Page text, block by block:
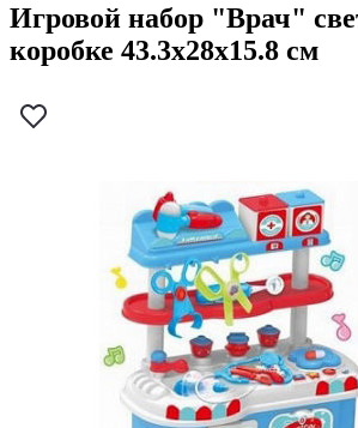
Игровой набор "Врач"
коробке 43.3х28х15.8 см